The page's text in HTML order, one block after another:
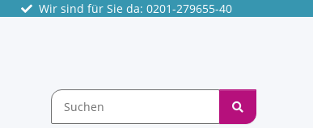
Wir sind für Sie da: 0201-279655-40